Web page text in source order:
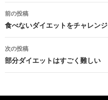
投
稿
ナ
ビ
ゲ
ー
前の投稿
食べないダイエットをチャレンジ
次の投稿
部分ダイエットはすごく難しい